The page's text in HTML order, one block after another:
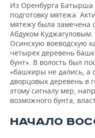
Из Оренбурга
подготовку мятежа.
мятежу была замечена
Абдуком
Осинскую воеводскую
четырех деревень
бунт». В волость был
«башкиры не дались, а
дворцовых деревень в
этому сигналу мер,
возможного бунта,
НАЧАЛО